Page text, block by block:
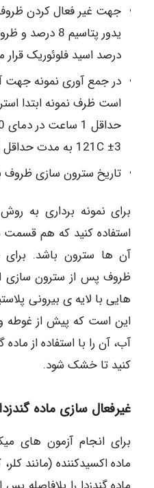
جهت غیر فعال کردن ظروف
درصد اسید فلوئوریک
در جمع آوری نمونه جهت
است ظرف نمونه ابتدا
121C ±3 به مدت حداقل 15 دقیقه)
تاریخ سترون سازی ظروف
برای نمونه برداری به
استفاده کنید که هم
آن ها سترون باشد.
ظروف پس از سترون سازی از
هایی با لایه ی بیرونی
این است که پیش از غوطه
آب، آن را با استفاده از
کنید تا خشک شود.
غیرفعال سازی ماده
برای انجام آزمون های
ماده اکسیدکننده (مانند